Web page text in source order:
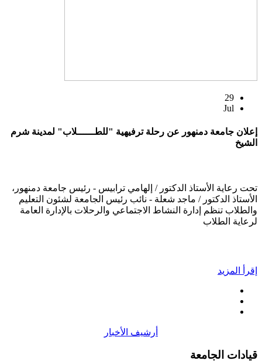
29
Jul
إعلان جامعة دمنهور عن رحلة ترفيهية "للطــــــلاب" لمدينة شرم
الشيخ
تحت رعاية الأستاذ الدكتور / إلهامي ترابيس - رئيس جامعة دمنهور،
الأستاذ الدكتور / ماجد شعلة - نائب رئيس الجامعة لشئون التعليم
والطلاب تنظم إدارة النشاط الاجتماعي والرحلات بالإدارة العامة
لرعاية الطلاب
إقرأ المزيد
أرشيف الأخبار
قيادات الجامعة